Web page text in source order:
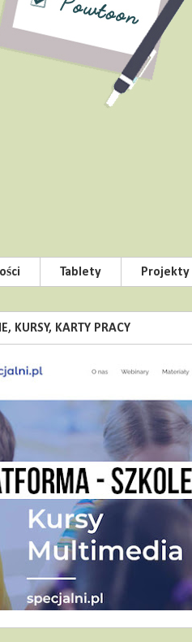
Tablety Projekty
KURSY, KARTY PRACY